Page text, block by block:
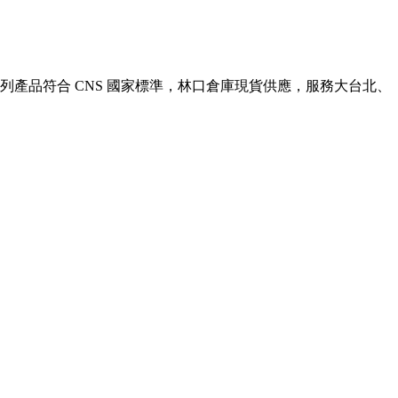
品符合 CNS 國家標準，林口倉庫現貨供應，服務大台北、